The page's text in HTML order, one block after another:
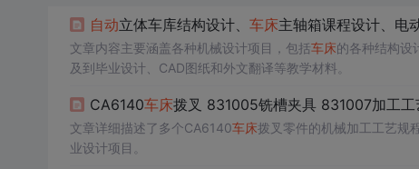
自动立体车库结构设计、 车床主轴箱课程设计、电
文章内容主要涵盖各种机械设计项目，包括车床的各种结构设
及到毕业设计、CAD图纸和外文翻译等教学材料。
CA6140车床拨叉 831005铣槽夹具 831007加工工艺 831003
文章详细描述了多个CA6140车床拨叉零件的机械加工工艺规
业设计项目。